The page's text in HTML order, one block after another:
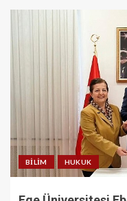
BILIM HUKUK